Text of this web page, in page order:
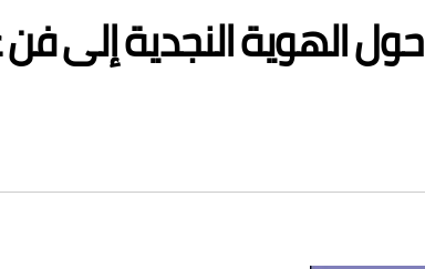
الهوية النجدية إلى